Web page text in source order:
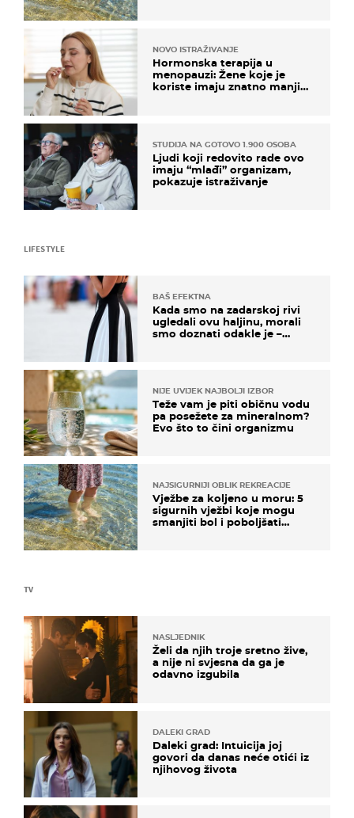
NOVO ISTRAŽIVANJE
Hormonska terapija u
menopauzi: Žene koje je
koriste imaju znatno manji
STUDIJA NA GOTOVO 1.900 OSOBA
Ljudi koji redovito rade ovo
imaju “mlađi” organizam,
pokazuje istraživanje
TV
NASLJEDNIK
Želi da njih troje sretno žive,
a nije ni svjesna da ga je
odavno izgubila
DALEKI GRAD
Daleki grad: Intuicija joj
govori da danas neće otići iz
njihovog života
LIFESTYLE
BAŠ EFEKTNA
Kada smo na zadarskoj rivi
ugledali ovu haljinu, morali
smo doznati odakle je –
NIJE UVIJEK NAJBOLJI IZBOR
Teže vam je piti običnu vodu
pa posežete za mineralnom?
Evo što to čini organizmu
NAJSIGURNIJI OBLIK REKREACIJE
Vježbe za koljeno u moru: 5
sigurnih vježbi koje mogu
smanjiti bol i poboljšati